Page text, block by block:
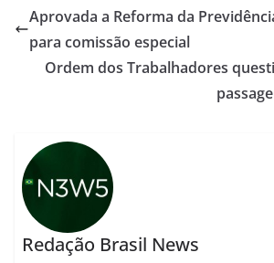
Aprovada a Reforma da
para comissão especial
Ordem dos Trabalhadores
Redação Brasil News